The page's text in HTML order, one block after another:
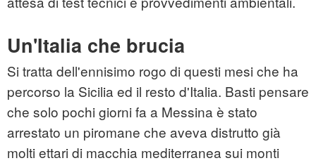
Un'Italia che brucia
Si tratta dell'ennisimo rogo di questi mesi che ha
percorso la Sicilia ed il resto d'Italia. Basti pensare
che solo pochi giorni fa a Messina è stato
arrestato un piromane che aveva distrutto già
molti ettari di macchia mediterranea sui monti